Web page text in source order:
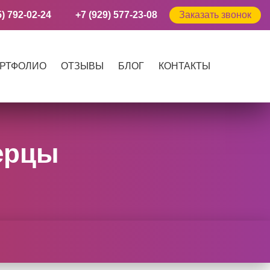
792-02-24 +7 (929) 577-23-08 Заказать звонок
ОТЗЫВЫ БЛОГ КОНТАКТЫ